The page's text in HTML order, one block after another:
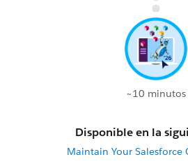
~10 minutos
Disponible en la
Maintain Your Salesforce